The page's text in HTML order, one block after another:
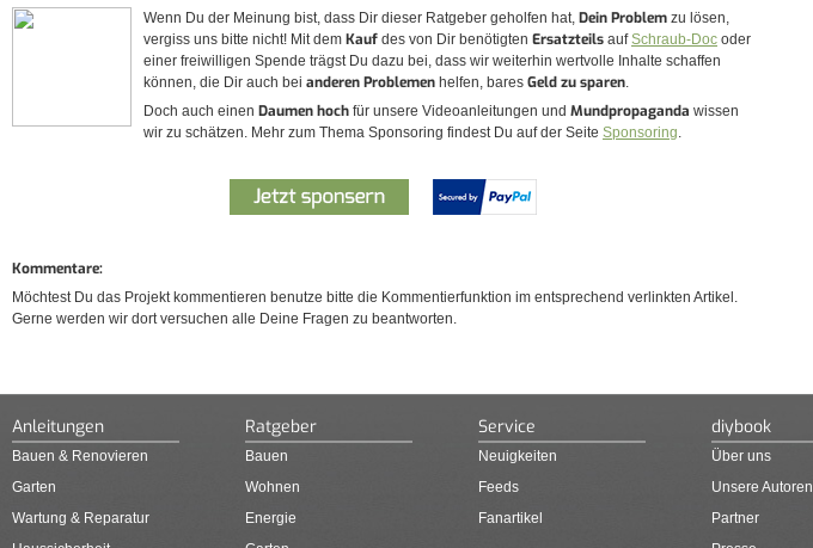
Wenn Du der Meinung bist, dass Dir dieser Ratgeber geholfen hat, Dein Problem zu lösen,
vergiss uns bitte nicht! Mit dem Kauf des von Dir benötigten Ersatzteils aufSchraub-Doc oder
einer freiwilligen Spende trägst Du dazu bei, dass wir weiterhin wertvolle Inhalte schaffen
können, die Dir auch bei anderen Problemen helfen, bares Geld zu sparen.
Doch auch einen Daumen hoch für unsere Videoanleitungen und Mundpropaganda wissen
wir zu schätzen. Mehr zum Thema Sponsoring findest Du auf der Seite Sponsoring.
Kommentare:
Möchtest Du das Projekt kommentieren benutze bitte die Kommentierfunktion im entsprechend verlinkten Artikel.
Gerne werden wir dort versuchen alle Deine Fragen zu beantworten.
Anleitungen
Bauen & Renovieren
Garten
Wartung & Reparatur
Ratgeber
Bauen
Wohnen
Energie
Service
Neuigkeiten
Feeds
Fanartikel
diybook
Über uns
Unsere Autoren
Partner